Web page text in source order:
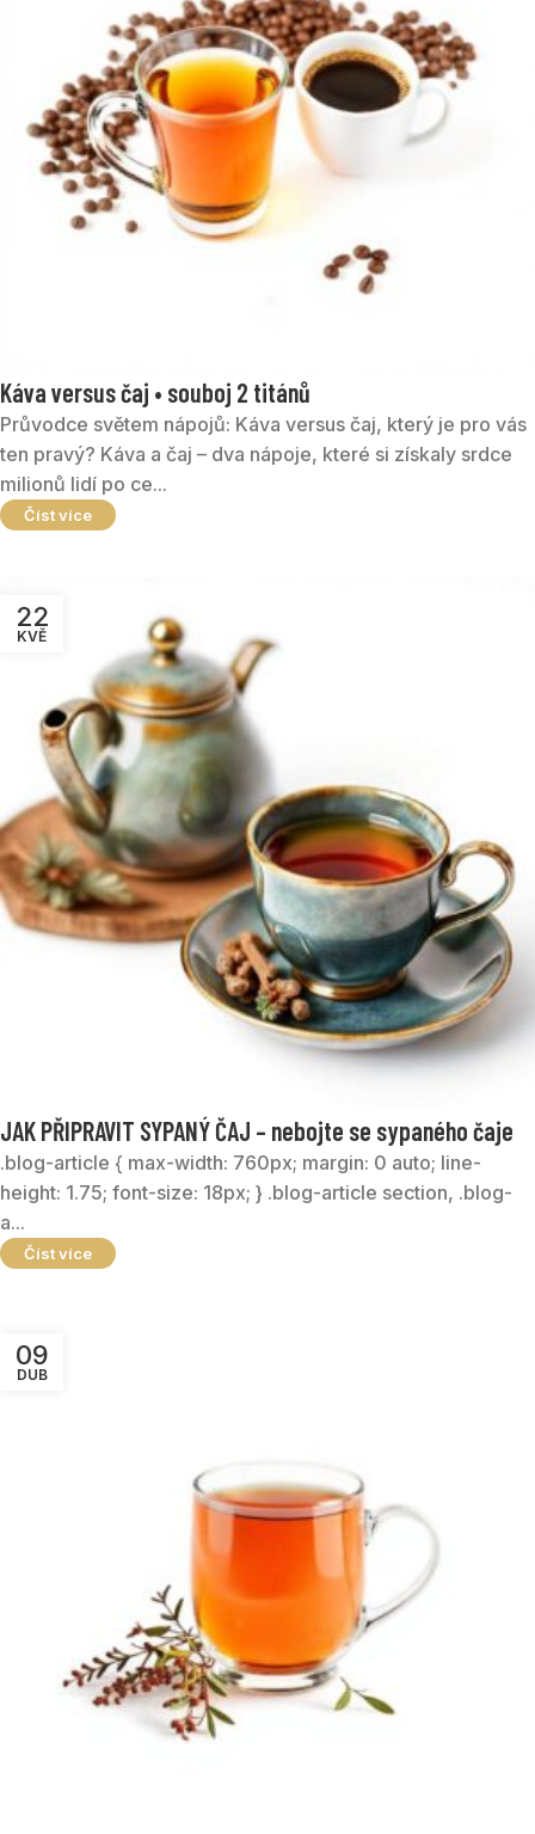
Káva versus čaj • souboj 2 titánů
Průvodce světem nápojů: Káva versus čaj, který je pro vás
ten pravý? Káva a čaj – dva nápoje, které si získaly srdce
milionů lidí po ce...
Číst více
22
KVĚ
JAK PŘIPRAVIT SYPANÝ ČAJ – nebojte se sypaného čaje
.blog-article { max-width: 760px; margin: 0 auto; line-
height: 1.75; font-size: 18px; } .blog-article section, .blog-
a...
Číst více
09
DUB